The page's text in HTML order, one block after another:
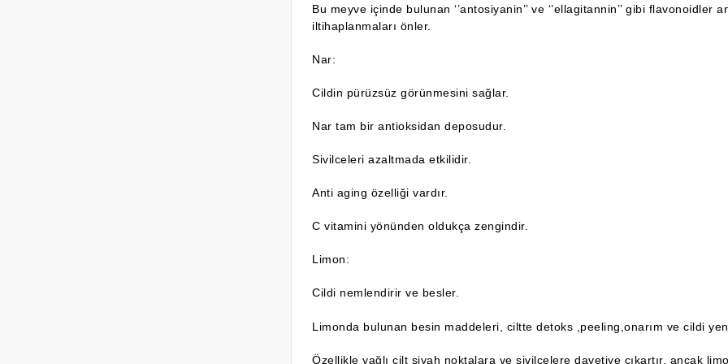
Bu meyve içinde bulunan ‘’antosiyanin’’ ve ‘’ellagitannin’’ gibi
iltihaplanmaları önler.
Nar:
Cildin pürüzsüz görünmesini sağlar.
Nar tam bir antioksidan deposudur.
Sivilceleri azaltmada etkilidir.
Anti aging özelliği vardır.
C vitamini yönünden oldukça zengindir.
Limon:
Cildi nemlendirir ve besler.
Limonda bulunan besin maddeleri, ciltte detoks ,peeling,onarım ve cildi
Özellikle yağlı cilt siyah noktalara ve sivilcelere davetiye çıkartır, ancak